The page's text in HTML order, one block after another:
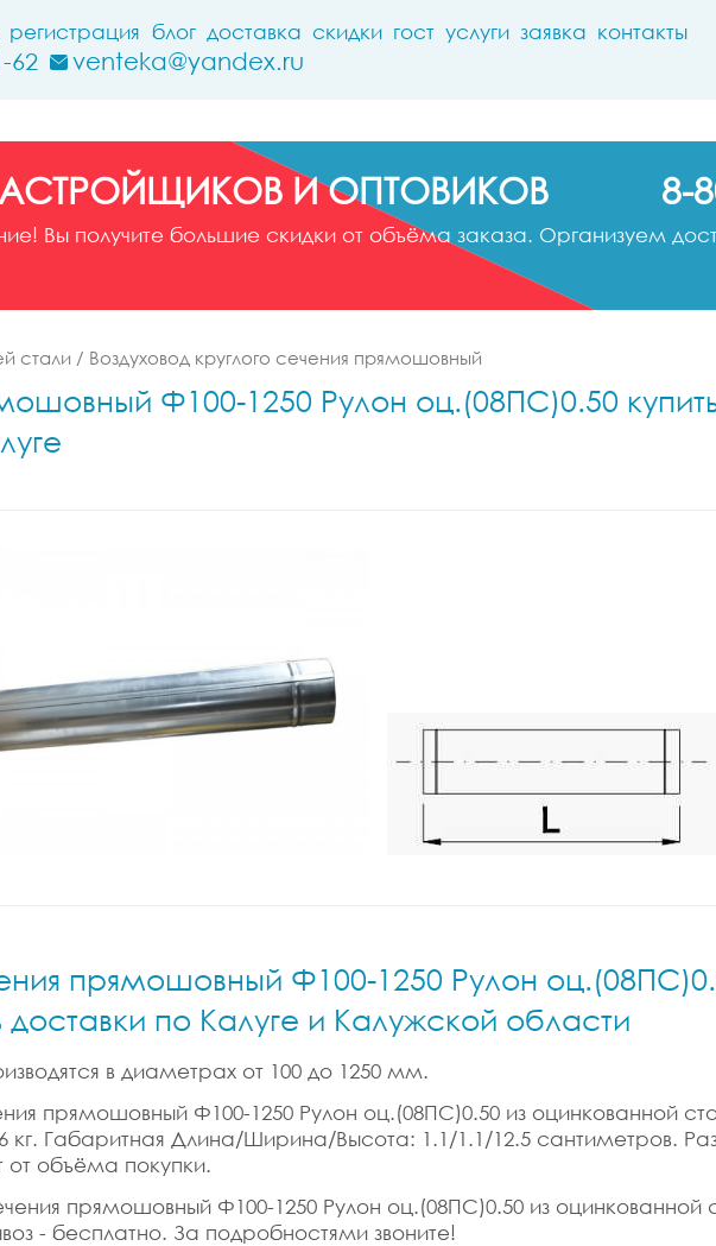
регистрация блог доставка скидки гост услуги заявка контакты
62 venteka@yandex.ru
И ОПТОВИКОВ 8-
Вы получите большие скидки от объёма заказа. Организуем
стали / Воздуховод круглого сечения прямошовный
Ф100-1250 Рулон оц.(08ПС)0.50
прямошовный Ф100-1250 Рулон
по Калуге и Калужской области
в диаметрах от 100 до 1250 мм.
прямошовный Ф100-1250 Рулон оц.(08ПС)0.50 из оцинкованной
кг. Габаритная Длина/Ширина/Высота: 1.1/1.1/12.5 сантиметров.
от объёма покупки.
прямошовный Ф100-1250 Рулон оц.(08ПС)0.50 из оцинкованной
- бесплатно. За подробностями звоните!